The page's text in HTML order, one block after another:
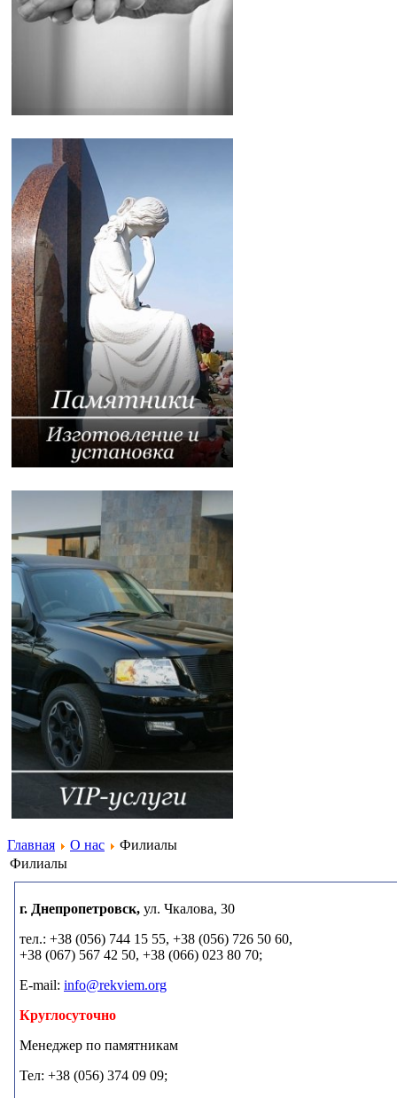
Главная О нас
Филиалы
Филиалы
г. Днепропетровск, ул. Чкалова, 30
тел.: +38 (056) 744 15 55, +38 (056) 726 50 60,
+38 (067) 567 42 50, +38 (066) 023 80 70;
E-mail: info@rekviem.org
Круглосуточно
Менеджер по памятникам
Тел: +38 (056) 374 09 09;